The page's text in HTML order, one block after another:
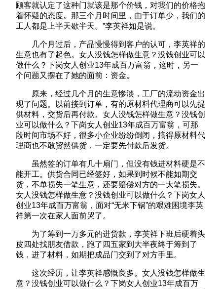
顾客就认定了这种门就该是那个价钱，对我们的价格抱
着怀疑的态度。那三个月时间里，由于订单少，我们的
工人都是上半天歇半天。”李英祥如是说。
几个月过后，产品慢慢得到客户的认可，李英祥的
生意也有了起色。女人没钱怎样做生意？没钱创业可以
做什么？下岗女人创业13年成百万富翁，这时，另一
个问题又摆在了她的面前：资金。
原来，经过几个月的生意惨淡，工厂的流动资金出
现了问题。以前接到订单，有的原材料代理商可以先提
供材料，交货后再付款。女人没钱怎样做生意？没钱创
业可以做什么？下岗女人创业13年成百万富翁，可那
段时间市场不好，很多小企业纷纷倒闭，搞得原材料代
理商也不敢贸然供货，一定要先付款后发货。
虽然签的订单有几十扇门，但没有钱进材料硬是不
能开工。供货合同已经签好，如果到时候不能如期交
货，不单损失一笔生意，还要赔偿对方的一大笔损失。
女人没钱怎样做生意？没钱创业可以做什么？下岗女人
创业13年成百万富翁，面对“无米下锅”的艰难困境李英
祥第一次在家人面前哭了。
为了筹到一万多元的进货款，李英祥下班后硬着头
皮四处找朋友借款，跑了四五家到大半夜终于筹到了
钱，进了材料，如期把成品门交到了对方手里。
这次经历，让李英祥感慨良多。女人没钱怎样做生
意？没钱创业可以做什么？下岗女人创业13年成百万